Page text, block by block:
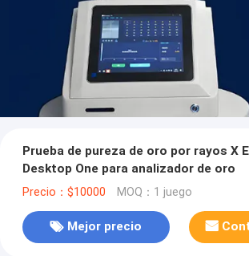
Prueba de pureza de oro por rayos X
Desktop One para analizador de oro
Precio：$10000 MOQ：1 juego
Mejor precio